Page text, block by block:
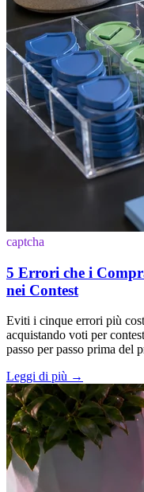
captcha
5 Errori che i
nei Contest
Eviti i cinque errori più
acquistando voti per
passo per passo prima del
Leggi di più →